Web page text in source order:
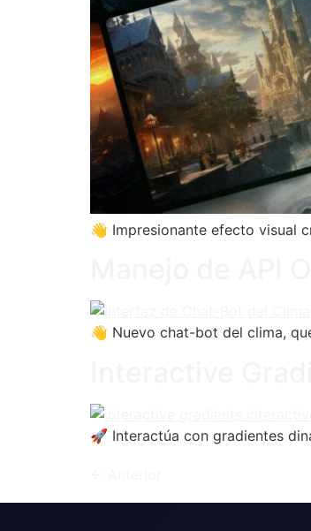
👋 Impresionante efecto visual
👋 Nuevo chat-bot del clima,
🚀 Interactúa con gradientes